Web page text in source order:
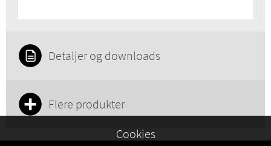
Detaljer og downloads
Flere produkter
Cookies